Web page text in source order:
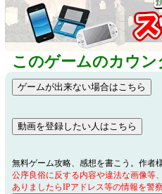
このゲームのカウン
無料ゲーム攻略、感想を書こう。作者
公序良俗に反する内容や違法な画像等
ありましたらIPアドレス等の情報を警